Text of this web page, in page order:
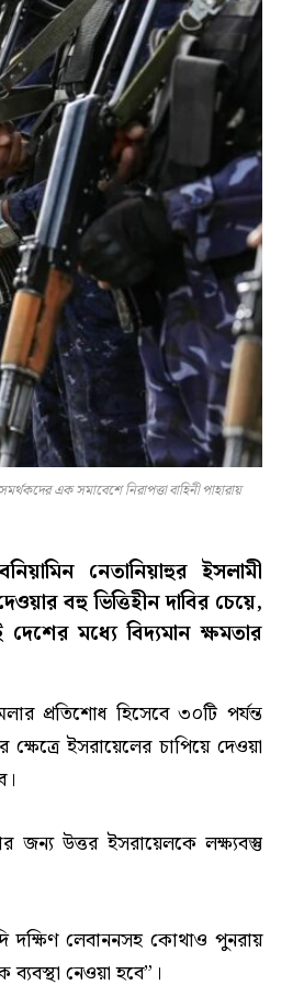
এক সমাবেশে নিরাপত্তা বাহিনী পাহারায়
নেতানিয়াহুর ইসলামী
বহু ভিত্তিহীন দাবির চেয়ে,
মধ্যে বিদ্যমান ক্ষমতার
প্রতিশোধ হিসেবে ৩০টি পর্যন্ত
ইসরায়েলের চাপিয়ে দেওয়া
জন্য উত্তর ইসরায়েলকে লক্ষ্যবস্তু
দক্ষিণ লেবাননসহ কোথাও পুনরায়
নেওয়া হবে”।